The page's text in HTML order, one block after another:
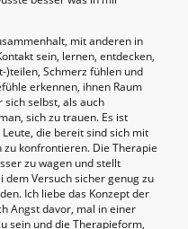
mit anderen in
sein, lernen, entdecken,
Schmerz fühlen und
erkennen, ihnen Raum
selbst, als auch
sich zu trauen. Es ist
die bereit sind sich mit
konfrontieren. Die Therapie
zu wagen und stellt
Versuch sicher genug zu
Ich liebe das Konzept der
Angst davor, mal in einer
sein und die Therapieform,